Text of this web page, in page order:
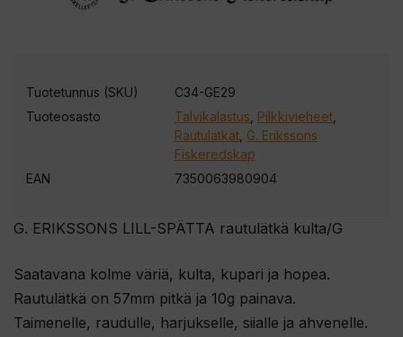
G. ERIKSSONS LILL-SPÄTTA rautulätkä kulta/G
Saatavana kolme väriä, kulta, kupari ja hopea.
Rautulätkä on 57mm pitkä ja 10g painava.
Taimenelle, raudulle, harjukselle, siialle ja ahvenelle.
Tuotetunnus (SKU)
C34-GE29
Tuoteosasto
Talvikalastus Pilkkivieheet
Rautulätkät G. Erikssons
Fiskeredskap
EAN
7350063980904